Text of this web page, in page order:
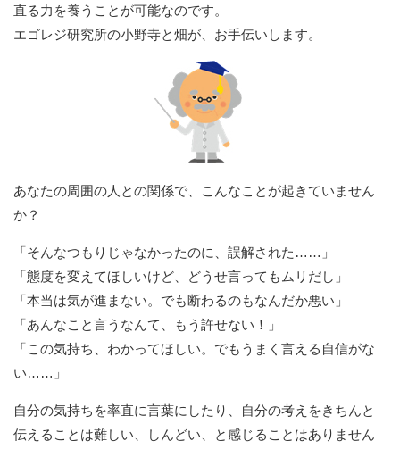
直る力を養うことが可能なのです。
エゴレジ研究所の小野寺と畑が、お手伝いします。
あなたの周囲の人との関係で、こんなことが起きていません
か？
「そんなつもりじゃなかったのに、誤解された……」
「態度を変えてほしいけど、どうせ言ってもムリだし」
「本当は気が進まない。でも断わるのもなんだか悪い」
「あんなこと言うなんて、もう許せない！」
「この気持ち、わかってほしい。でもうまく言える自信がな
い……」
自分の気持ちを率直に言葉にしたり、自分の考えをきちんと
伝えることは難しい、しんどい、と感じることはありません